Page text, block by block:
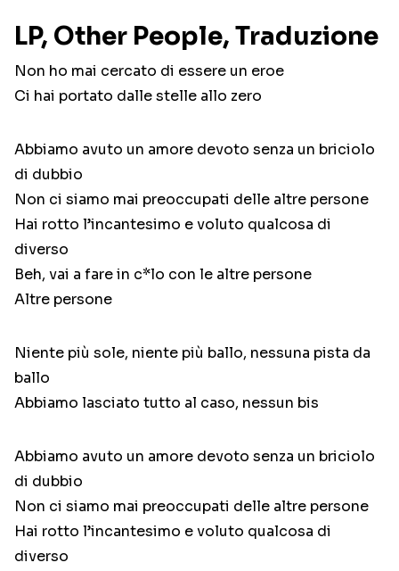
LP, Other People, Traduzione
Non ho mai cercato di essere un eroe
Ci hai portato dalle stelle allo zero
Abbiamo avuto un amore devoto senza un briciolo
di dubbio
Non ci siamo mai preoccupati delle altre persone
Hai rotto l’incantesimo e voluto qualcosa di
diverso
Beh, vai a fare in c*lo con le altre persone
Altre persone
Niente più sole, niente più ballo, nessuna pista da
ballo
Abbiamo lasciato tutto al caso, nessun bis
Abbiamo avuto un amore devoto senza un briciolo
di dubbio
Non ci siamo mai preoccupati delle altre persone
Hai rotto l’incantesimo e voluto qualcosa di
diverso